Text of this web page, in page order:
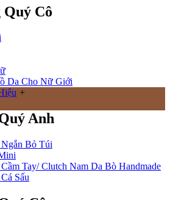
Cô
Da Cho Nữ Giới
+
Anh
Bỏ Túi
Tay/ Clutch Nam Da Bò Handmade
Sấu